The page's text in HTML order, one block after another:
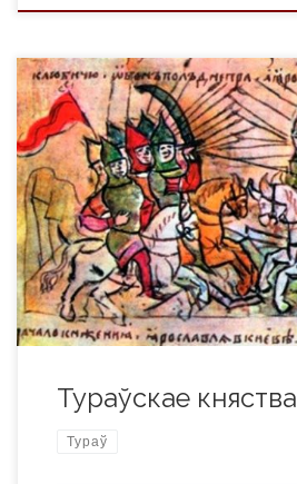
Тураўскае княства ўтварылася на
Беларусі ў басейне Прыпяці і яе
– горад Тураў (мабыць заснавана
ў летапісах пад 980 г. Да канца X у.
развівалася як самастойнае. Тут
З канца X у. у Тураве княжыць сын
Тураўскае княства
Тураў